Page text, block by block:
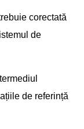
corectată
de
de referință